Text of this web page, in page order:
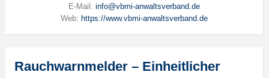
E-Mail: info@vbmi-anwaltsverband.de
Web: https://www.vbmi-anwaltsverband.de
Rauchwarnmelder – Einheitlicher